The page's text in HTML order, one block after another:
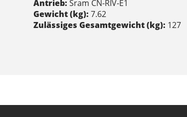
Antrieb: Sram CN-RIV-E1
Gewicht (kg): 7.62
Zulässiges Gesamtgewicht (kg): 127